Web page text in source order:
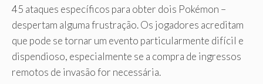
45 ataques específicos para obter dois Pokémon –
despertam alguma frustração. Os jogadores acreditam
que pode se tornar um evento particularmente difícil e
dispendioso, especialmente se a compra de ingressos
remotos de invasão for necessária.